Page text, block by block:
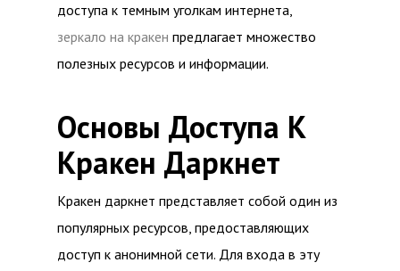
доступа к темным уголкам интернета,
зеркало на кракен предлагает множество
полезных ресурсов и информации.
Основы Доступа К
Кракен Даркнет
Кракен даркнет представляет собой один из
популярных ресурсов, предоставляющих
доступ к анонимной сети. Для входа в эту